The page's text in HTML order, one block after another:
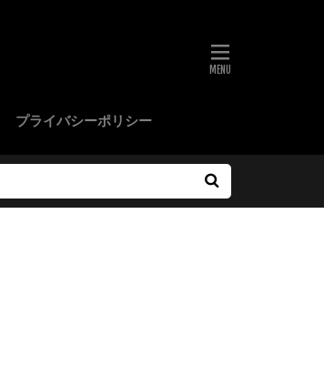
プライバシーポリシー